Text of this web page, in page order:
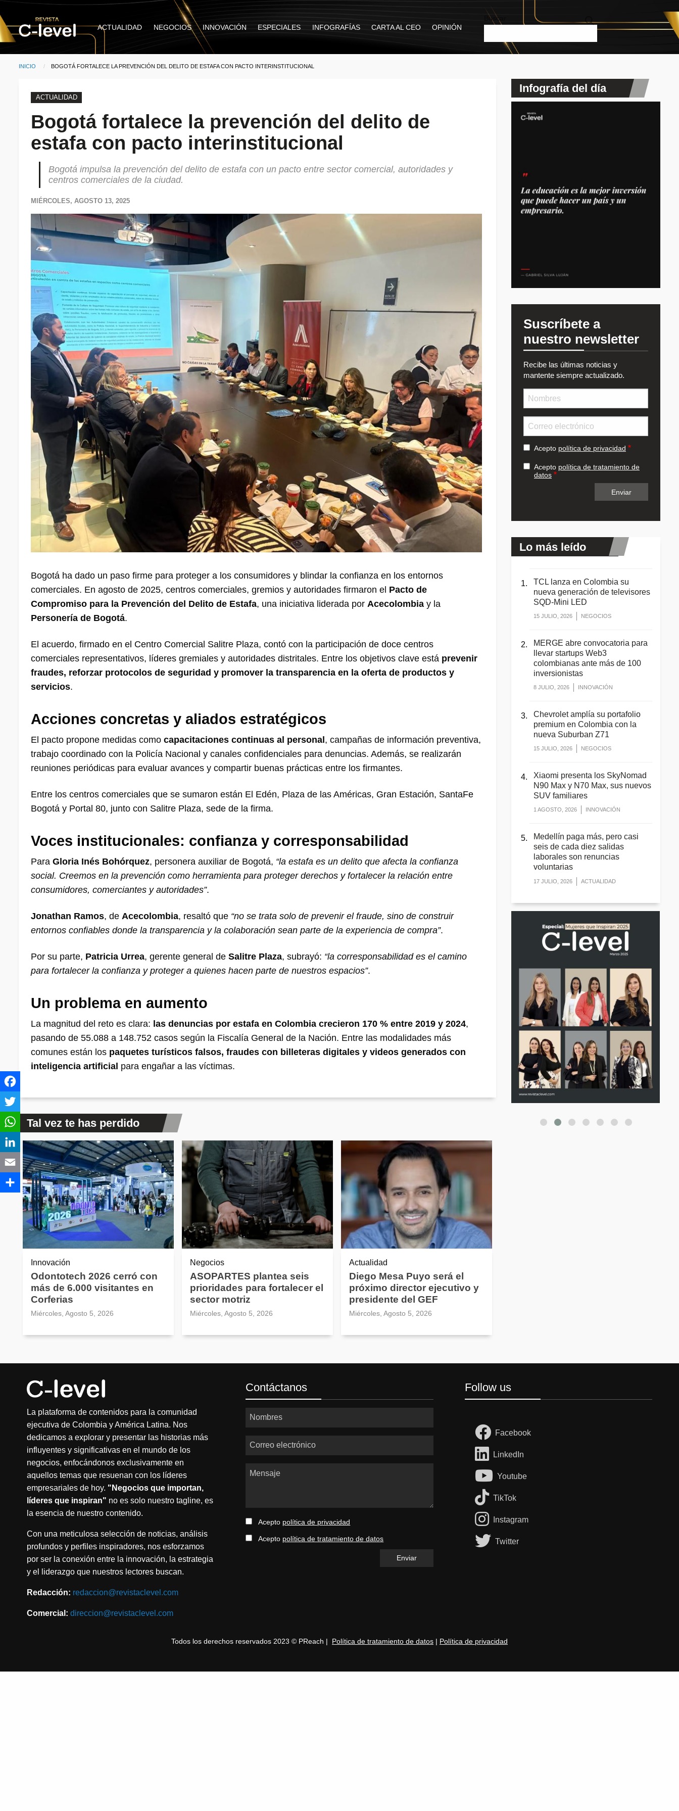
Pasar al contenido principal
Main
ACTUALIDAD NEGOCIOS INNOVACIÓN ESPECIALES INFOGRAFÍAS CARTA AL CEO OPINIÓN
Buscar
INICIO CURRENT:
BOGOTÁ FORTALECE LA PREVENCIÓN DEL DELITO DE ESTAFA CON PACTO INTERINSTITUCIONAL
ACTUALIDAD
Bogotá fortalece la prevención del delito de
estafa con pacto interinstitucional
Bogotá impulsa la prevención del delito de estafa con un pacto entre sector comercial, autoridades y
centros comerciales de la ciudad.
MIÉRCOLES, AGOSTO 13, 2025
Bogotá ha dado un paso firme para proteger a los consumidores y blindar la confianza en los entornos
comerciales. En agosto de 2025, centros comerciales, gremios y autoridades firmaron el Pacto de
Compromiso para la Prevención del Delito de Estafa, una iniciativa liderada por Acecolombia y la
Personería de Bogotá.
El acuerdo, firmado en el Centro Comercial Salitre Plaza, contó con la participación de doce centros
comerciales representativos, líderes gremiales y autoridades distritales. Entre los objetivos clave está prevenir
fraudes, reforzar protocolos de seguridad y promover la transparencia en la oferta de productos y
servicios.
Acciones concretas y aliados estratégicos
El pacto propone medidas como capacitaciones continuas al personal, campañas de información preventiva,
trabajo coordinado con la Policía Nacional y canales confidenciales para denuncias. Además, se realizarán
reuniones periódicas para evaluar avances y compartir buenas prácticas entre los firmantes.
Entre los centros comerciales que se sumaron están El Edén, Plaza de las Américas, Gran Estación, SantaFe
Bogotá y Portal 80, junto con Salitre Plaza, sede de la firma.
Voces institucionales: confianza y corresponsabilidad
Para Gloria Inés Bohórquez, personera auxiliar de Bogotá, “la estafa es un delito que afecta la confianza
social. Creemos en la prevención como herramienta para proteger derechos y fortalecer la relación entre
consumidores, comerciantes y autoridades”.
Jonathan Ramos, de Acecolombia, resaltó que “no se trata solo de prevenir el fraude, sino de construir
entornos confiables donde la transparencia y la colaboración sean parte de la experiencia de compra”.
Por su parte, Patricia Urrea, gerente general de Salitre Plaza, subrayó: “la corresponsabilidad es el camino
para fortalecer la confianza y proteger a quienes hacen parte de nuestros espacios”.
Un problema en aumento
La magnitud del reto es clara: las denuncias por estafa en Colombia crecieron 170 % entre 2019 y 2024,
pasando de 55.088 a 148.752 casos según la Fiscalía General de la Nación. Entre las modalidades más
comunes están los paquetes turísticos falsos, fraudes con billeteras digitales y videos generados con
inteligencia artificial para engañar a las víctimas.
Tal vez te has perdido
Innovación
Odontotech 2026 cerró con
más de 6.000 visitantes en
Corferias
Miércoles, Agosto 5, 2026
Negocios
ASOPARTES plantea seis
prioridades para fortalecer el
sector motriz
Miércoles, Agosto 5, 2026
Actualidad
Diego Mesa Puyo será el
próximo director ejecutivo y
presidente del GEF
Miércoles, Agosto 5, 2026
Infografía del día
Suscríbete a
nuestro newsletter
Recibe las últimas noticias y
mantente siempre actualizado.
Acepto política de privacidad
Acepto política de tratamiento de
datos
Lo más leído
TCL lanza en Colombia su
nueva generación de televisores
SQD-Mini LED
15 JULIO, 2026 NEGOCIOS
MERGE abre convocatoria para
llevar startups Web3
colombianas ante más de 100
inversionistas
8 JULIO, 2026 INNOVACIÓN
Chevrolet amplía su portafolio
premium en Colombia con la
nueva Suburban Z71
15 JULIO, 2026 NEGOCIOS
Xiaomi presenta los SkyNomad
N90 Max y N70 Max, sus nuevos
SUV familiares
1 AGOSTO, 2026 INNOVACIÓN
Medellín paga más, pero casi
seis de cada diez salidas
laborales son renuncias
voluntarias
17 JULIO, 2026 ACTUALIDAD
La plataforma de contenidos para la comunidad
ejecutiva de Colombia y América Latina. Nos
dedicamos a explorar y presentar las historias más
influyentes y significativas en el mundo de los
negocios, enfocándonos exclusivamente en
aquellos temas que resuenan con los líderes
empresariales de hoy. "Negocios que importan,
líderes que inspiran" no es solo nuestro tagline, es
la esencia de nuestro contenido.
Con una meticulosa selección de noticias, análisis
profundos y perfiles inspiradores, nos esforzamos
por ser la conexión entre la innovación, la estrategia
y el liderazgo que nuestros lectores buscan.
Redacción: redaccion@revistaclevel.com
Comercial: direccion@revistaclevel.com
Contáctanos
Nombres
Correo electrónico
Mensaje
Acepto política de privacidad
Acepto política de tratamiento de datos
Follow us
Facebook
LinkedIn
Youtube
TikTok
Instagram
Twitter
Todos los derechos reservados 2023 © PReach | Política de tratamiento de datos | Política de privacidad